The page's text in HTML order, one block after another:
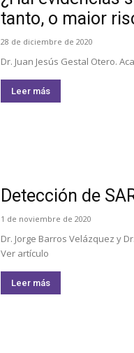
tanto, o maior
28 de diciembre de 2020
Dr. Juan Jesús Gestal Otero.
Leer más
Detección de
1 de noviembre de 2020
Dr. Jorge Barros Velázquez y
Ver artículo
Leer más